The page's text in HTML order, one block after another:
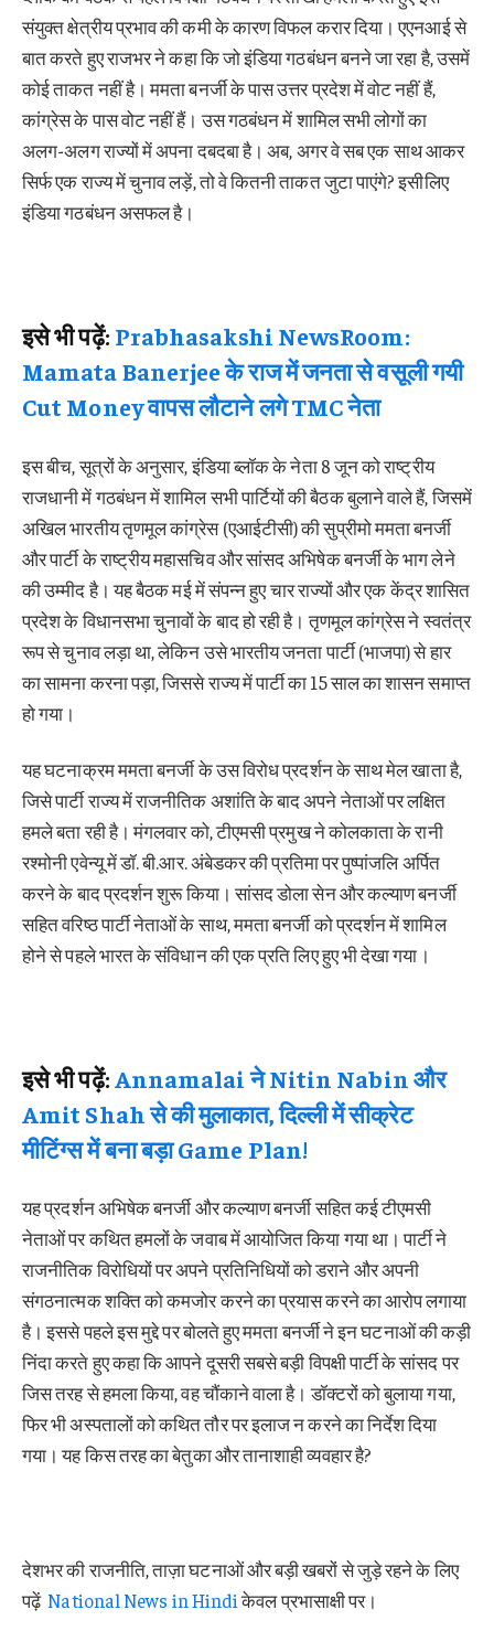
संयुक्त क्षेत्रीय प्रभाव की कमी के कारण विफल करार दिया। एएनआई से
बात करते हुए राजभर ने कहा कि जो इंडिया गठबंधन बनने जा रहा है, उसमें
कोई ताकत नहीं है। ममता बनर्जी के पास उत्तर प्रदेश में वोट नहीं हैं,
कांग्रेस के पास वोट नहीं हैं। उस गठबंधन में शामिल सभी लोगों का
अलग-अलग राज्यों में अपना दबदबा है। अब, अगर वे सब एक साथ आकर
सिर्फ एक राज्य में चुनाव लड़ें, तो वे कितनी ताकत जुटा पाएंगे? इसीलिए
इंडिया गठबंधन असफल है।
इसे भी पढ़ें: Prabhasakshi NewsRoom:
Mamata Banerjee के राज में जनता से वसूली गयी
Cut Money वापस लौटाने लगे TMC नेता
इस बीच, सूत्रों के अनुसार, इंडिया ब्लॉक के नेता 8 जून को राष्ट्रीय
राजधानी में गठबंधन में शामिल सभी पार्टियों की बैठक बुलाने वाले हैं, जिसमें
अखिल भारतीय तृणमूल कांग्रेस (एआईटीसी) की सुप्रीमो ममता बनर्जी
और पार्टी के राष्ट्रीय महासचिव और सांसद अभिषेक बनर्जी के भाग लेने
की उम्मीद है। यह बैठक मई में संपन्न हुए चार राज्यों और एक केंद्र शासित
प्रदेश के विधानसभा चुनावों के बाद हो रही है। तृणमूल कांग्रेस ने स्वतंत्र
रूप से चुनाव लड़ा था, लेकिन उसे भारतीय जनता पार्टी (भाजपा) से हार
का सामना करना पड़ा, जिससे राज्य में पार्टी का 15 साल का शासन समाप्त
हो गया।
यह घटनाक्रम ममता बनर्जी के उस विरोध प्रदर्शन के साथ मेल खाता है,
जिसे पार्टी राज्य में राजनीतिक अशांति के बाद अपने नेताओं पर लक्षित
हमले बता रही है। मंगलवार को, टीएमसी प्रमुख ने कोलकाता के रानी
रश्मोनी एवेन्यू में डॉ. बी.आर. अंबेडकर की प्रतिमा पर पुष्पांजलि अर्पित
करने के बाद प्रदर्शन शुरू किया। सांसद डोला सेन और कल्याण बनर्जी
सहित वरिष्ठ पार्टी नेताओं के साथ, ममता बनर्जी को प्रदर्शन में शामिल
होने से पहले भारत के संविधान की एक प्रति लिए हुए भी देखा गया।
इसे भी पढ़ें: Annamalai ने Nitin Nabin और
Amit Shah से की मुलाकात, दिल्ली में सीक्रेट
मीटिंग्स में बना बड़ा Game Plan!
यह प्रदर्शन अभिषेक बनर्जी और कल्याण बनर्जी सहित कई टीएमसी
नेताओं पर कथित हमलों के जवाब में आयोजित किया गया था। पार्टी ने
राजनीतिक विरोधियों पर अपने प्रतिनिधियों को डराने और अपनी
संगठनात्मक शक्ति को कमजोर करने का प्रयास करने का आरोप लगाया
है। इससे पहले इस मुद्दे पर बोलते हुए ममता बनर्जी ने इन घटनाओं की कड़ी
निंदा करते हुए कहा कि आपने दूसरी सबसे बड़ी विपक्षी पार्टी के सांसद पर
जिस तरह से हमला किया, वह चौंकाने वाला है। डॉक्टरों को बुलाया गया,
फिर भी अस्पतालों को कथित तौर पर इलाज न करने का निर्देश दिया
गया। यह किस तरह का बेतुका और तानाशाही व्यवहार है?
देशभर की राजनीति, ताज़ा घटनाओं और बड़ी खबरों से जुड़े रहने के लिए
पढ़ें National News in Hindiकेवल प्रभासाक्षी पर।